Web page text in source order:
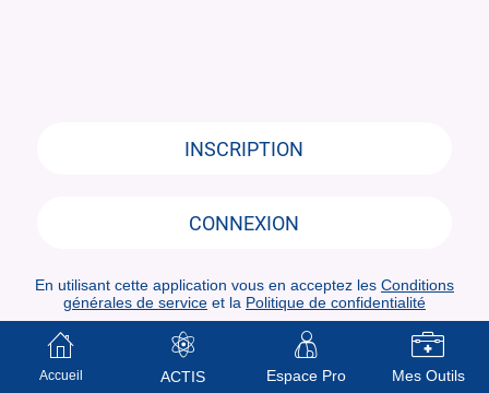
INSCRIPTION
CONNEXION
En utilisant cette application vous en acceptez les Conditions
générales de service et la Politique de confidentialité
Accueil ACTIS Espace Pro Mes Outils